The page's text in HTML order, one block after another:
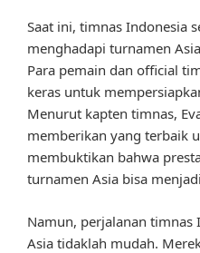
Saat ini, timnas Indonesia
menghadapi turnamen
Para pemain dan official
keras untuk
Menurut kapten timnas,
memberikan yang terbaik
membuktikan bahwa
turnamen Asia bisa
Namun, perjalanan
Asia tidaklah mudah.